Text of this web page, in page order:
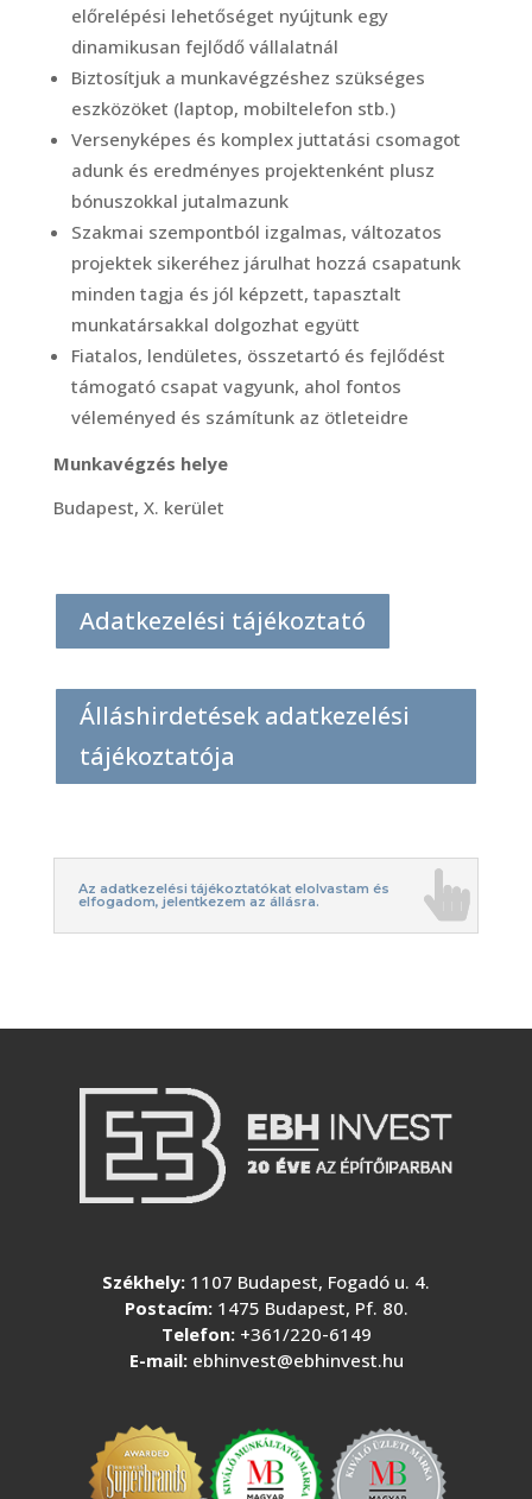
előrelépési lehetőséget nyújtunk egy
dinamikusan fejlődő vállalatnál
Biztosítjuk a munkavégzéshez szükséges
eszközöket (laptop, mobiltelefon stb.)
Versenyképes és komplex juttatási csomagot
adunk és eredményes projektenként plusz
bónuszokkal jutalmazunk
Szakmai szempontból izgalmas, változatos
projektek sikeréhez járulhat hozzá csapatunk
minden tagja és jól képzett, tapasztalt
munkatársakkal dolgozhat együtt
Fiatalos, lendületes, összetartó és fejlődést
támogató csapat vagyunk, ahol fontos
véleményed és számítunk az ötleteidre
Munkavégzés helye
Budapest, X. kerület
Adatkezelési tájékoztató
Álláshirdetések adatkezelési
tájékoztatója
Az adatkezelési tájékoztatókat elolvastam és
elfogadom, jelentkezem az állásra.
Székhely: 1107 Budapest, Fogadó u. 4.
Postacím:1475 Budapest, Pf. 80.
Telefon: +361/220-6149
E-mail: ebhinvest@ebhinvest.hu